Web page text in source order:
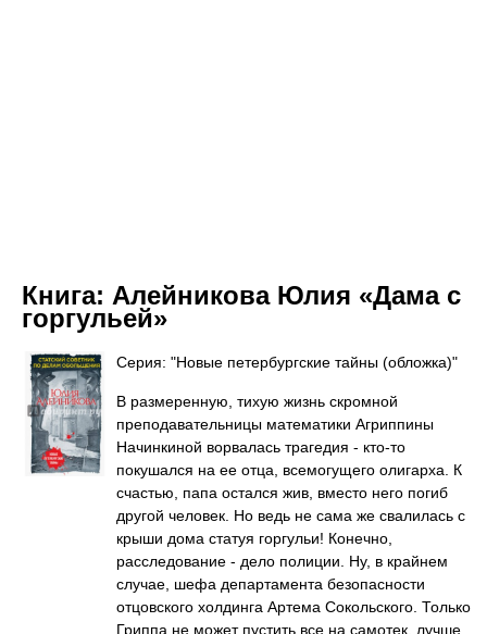
Книга: Алейникова Юлия «Дама с
горгульей»
Серия: "Новые петербургские тайны (обложка)"
В размеренную, тихую жизнь скромной
преподавательницы математики Агриппины
Начинкиной ворвалась трагедия - кто-то
покушался на ее отца, всемогущего олигарха. К
счастью, папа остался жив, вместо него погиб
другой человек. Но ведь не сама же свалилась с
крыши дома статуя горгульи! Конечно,
расследование - дело полиции. Ну, в крайнем
случае, шефа департамента безопасности
отцовского холдинга Артема Сокольского. Только
Гриппа не может пустить все на самотек, лучше